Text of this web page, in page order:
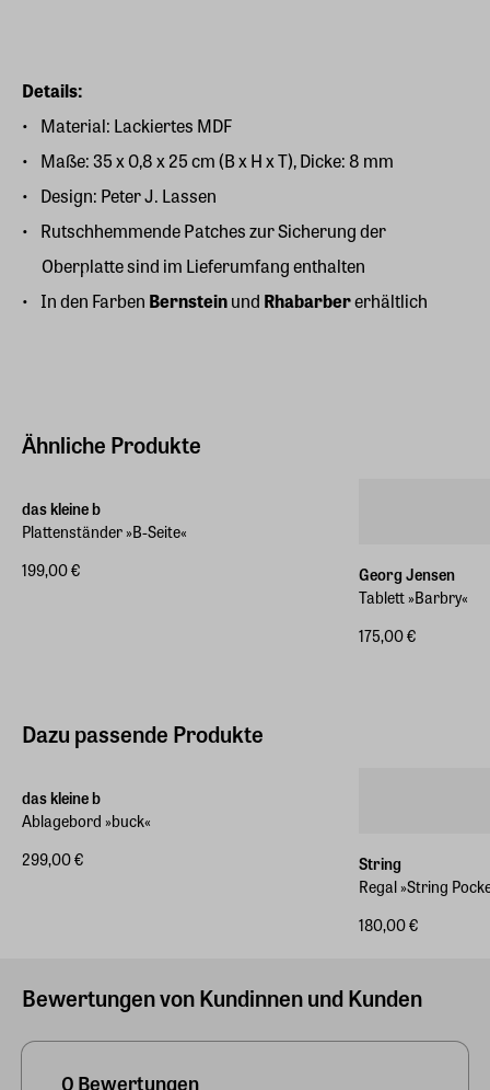
Details:
Material: Lackiertes MDF
Maße: 35 x 0,8 x 25 cm (B x H x T), Dicke: 8 mm
Design: Peter J. Lassen
Rutschhemmende Patches zur Sicherung der
Oberplatte sind im Lieferumfang enthalten
In den Farben Bernsteinund Rhabarbererhältlich
Ähnliche Produkte
das kleine b
Plattenständer »B-Seite«
199,00 €
Georg Jensen
Tablett »Barbry«
175,00 €
Dazu passende Produkte
das kleine b
Ablagebord »buck«
299,00 €
String
Regal »String
180,00 €
Bewertungen von Kundinnen und Kunden
0 Bewertungen